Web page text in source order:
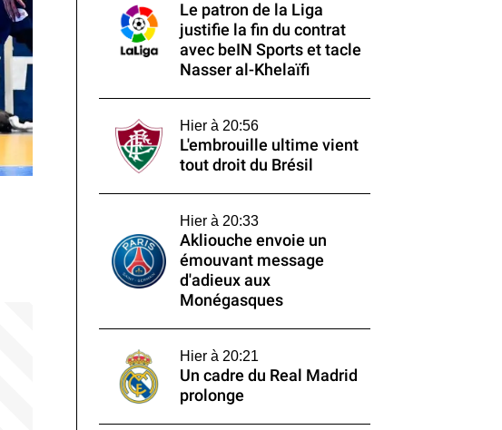
Le patron de la Liga
justifie la fin du contrat
avec beIN Sports et tacle
Nasser al-Khelaïfi
Hier à 20:56
L'embrouille ultime vient
tout droit du Brésil
Hier à 20:33
Akliouche envoie un
émouvant message
d'adieux aux
Monégasques
Hier à 20:21
Un cadre du Real Madrid
prolonge